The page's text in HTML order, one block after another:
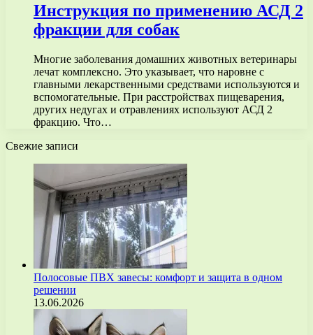
Инструкция по применению АСД 2
фракции для собак
Многие заболевания домашних животных ветеринары
лечат комплексно. Это указывает, что наровне с
главными лекарственными средствами используются и
вспомогательные. При расстройствах пищеварения,
других недугах и отравлениях используют АСД 2
фракцию. Что…
Свежие записи
Полосовые ПВХ завесы: комфорт и защита в одном
решении
13.06.2026